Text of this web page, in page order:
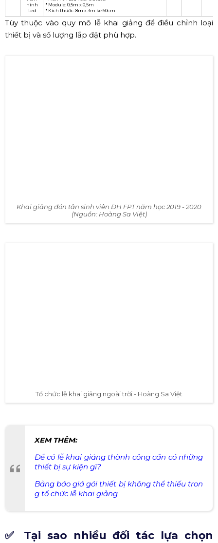
hình
Led
* Module: 0,5m x 0,5m
* Kích thước: 8m x 3m kê 60cm
Tùy thuộc vào quy mô lễ khai giảng để điều chỉnh loại
thiết bị và số lượng lắp đặt phù hợp.